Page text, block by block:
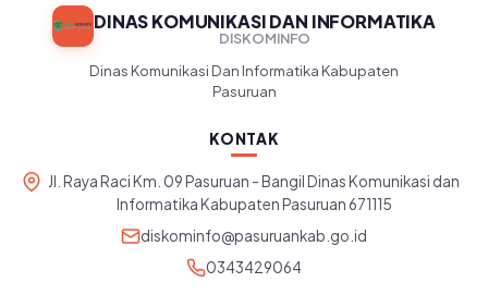
DINAS KOMUNIKASI DAN INFORMATIKA
DISKOMINFO
Dinas Komunikasi Dan Informatika Kabupaten
Pasuruan
KONTAK
Jl. Raya Raci Km. 09 Pasuruan - Bangil Dinas Komunikasi dan
Informatika Kabupaten Pasuruan 671115
diskominfo@pasuruankab.go.id
0343429064